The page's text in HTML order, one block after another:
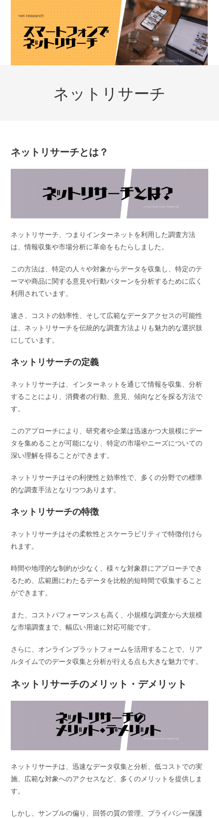
ネットリサーチ
ネットリサーチとは？
ネットリサーチ、つまりインターネットを利用した調査方法
は、情報収集や市場分析に革命をもたらしました。
この方法は、特定の人々や対象からデータを収集し、特定のテ
ーマや商品に関する意見や行動パターンを分析するために広く
利用されています。
速さ、コストの効率性、そして広範なデータアクセスの可能性
は、ネットリサーチを伝統的な調査方法よりも魅力的な選択肢
にしています。
ネットリサーチの定義
ネットリサーチは、インターネットを通じて情報を収集、分析
することにより、消費者の行動、意見、傾向などを探る方法で
す。
このアプローチにより、研究者や企業は迅速かつ大規模にデー
タを集めることが可能になり、特定の市場やニーズについての
深い理解を得ることができます。
ネットリサーチはその利便性と効率性で、多くの分野での標準
的な調査手法となりつつあります。
ネットリサーチの特徴
ネットリサーチはその柔軟性とスケーラビリティで特徴付けら
れます。
時間や地理的な制約が少なく、様々な対象群にアプローチでき
るため、広範囲にわたるデータを比較的短時間で収集すること
ができます。
また、コストパフォーマンスも高く、小規模な調査から大規模
な市場調査まで、幅広い用途に対応可能です。
さらに、オンラインプラットフォームを活用することで、リア
ルタイムでのデータ収集と分析が行える点も大きな魅力です。
ネットリサーチのメリット・デメリット
ネットリサーチは、迅速なデータ収集と分析、低コストでの実
施、広範な対象へのアクセスなど、多くのメリットを提供しま
す。
しかし、サンプルの偏り、回答の質の管理、プライバシー保護